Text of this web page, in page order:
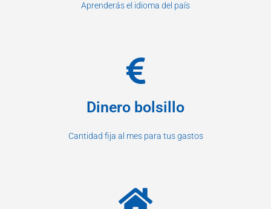
Aprenderás el idioma del país
Dinero bolsillo
Cantidad fija al mes para tus gastos